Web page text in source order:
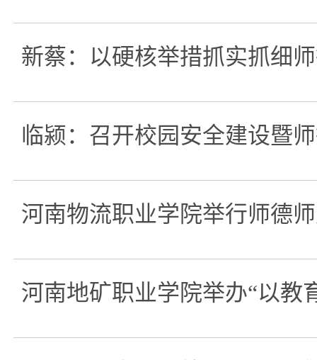
新蔡：以硬核举措抓实抓细
临颍：召开校园安全建设暨
河南物流职业学院举行师德
河南地矿职业学院举办“以教